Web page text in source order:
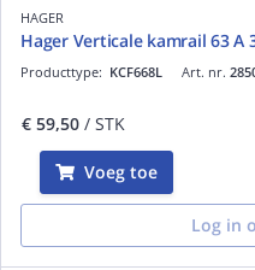
HAGER
Hager Verticale kamrail 63 A
Art. nr.
Producttype: KCF668L
€ 59,50 / STK
Voeg toe
Log in